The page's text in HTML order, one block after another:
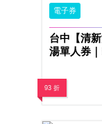
電子券
台中【清
湯單人券
93 折